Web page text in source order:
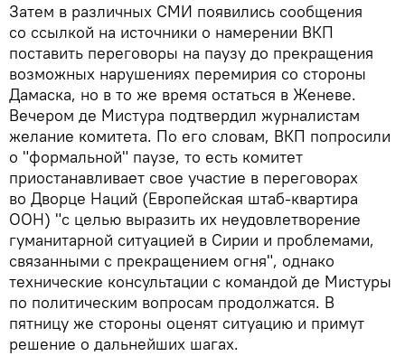
Затем в различных СМИ появились сообщения
со ссылкой на источники о намерении ВКП
поставить переговоры на паузу до прекращения
возможных нарушениях перемирия со стороны
Дамаска, но в то же время остаться в Женеве.
Вечером де Мистура подтвердил журналистам
желание комитета. По его словам, ВКП попросили
о "формальной" паузе, то есть комитет
приостанавливает свое участие в переговорах
во Дворце Наций (Европейская штаб-квартира
ООН) "с целью выразить их неудовлетворение
гуманитарной ситуацией в Сирии и проблемами,
связанными с прекращением огня", однако
технические консультации с командой де Мистуры
по политическим вопросам продолжатся. В
пятницу же стороны оценят ситуацию и примут
решение о дальнейших шагах.